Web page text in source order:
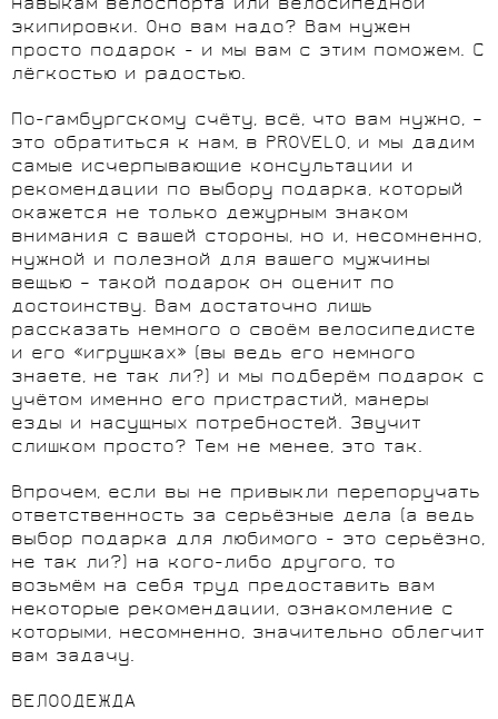
навыкам велоспорта или велосипедной
экипировки. Оно вам надо? Вам нужен
просто подарок - и мы вам с этим поможем. С
лёгкостью и радостью.
По-гамбургскому счёту, всё, что вам нужно, –
это обратиться к нам, в PROVELO, и мы дадим
самые исчерпывающие консультации и
рекомендации по выбору подарка, который
окажется не только дежурным знаком
внимания с вашей стороны, но и, несомненно,
нужной и полезной для вашего мужчины
вещью – такой подарок он оценит по
достоинству. Вам достаточно лишь
рассказать немного о своём велосипедисте
и его «игрушках» (вы ведь его немного
знаете, не так ли?) и мы подберём подарок с
учётом именно его пристрастий, манеры
езды и насущных потребностей. Звучит
слишком просто? Тем не менее, это так.
Впрочем, если вы не привыкли перепоручать
ответственность за серьёзные дела (а ведь
выбор подарка для любимого - это серьёзно,
не так ли?) на кого-либо другого, то
возьмём на себя труд предоставить вам
некоторые рекомендации, ознакомление с
которыми, несомненно, значительно облегчит
вам задачу.
ВЕЛООДЕЖДА